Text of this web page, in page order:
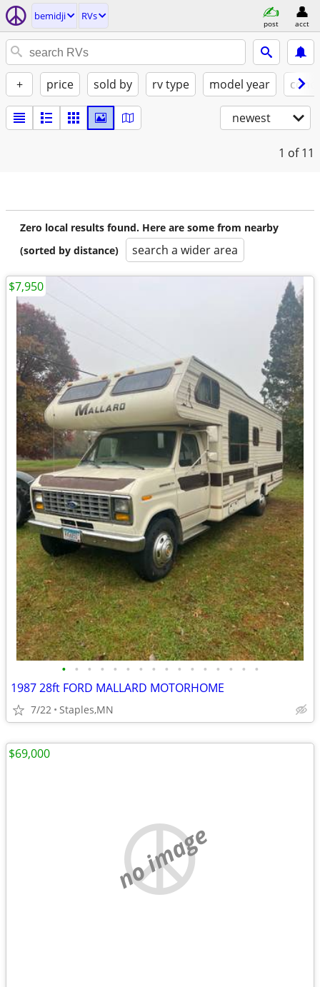
bemidji RVs
post acct
+ price sold by rv type model year
newest
1 of 11
Zero local results found. Here are some from nearby
(sorted by distance)
search a wider area
• • • • • • • • • • • • • • • •
1987 28ft FORD MALLARD MOTORHOME
7/22 Staples,MN
$7,950
no image
$69,000